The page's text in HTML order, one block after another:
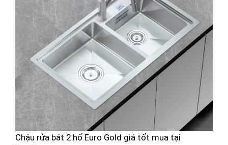
Chậu rửa bát 2 hố Euro Gold giá tốt mua tại